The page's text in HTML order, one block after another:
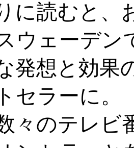
に読むと、
ウェーデ
発想と効果
セラーに。
々のテレビ